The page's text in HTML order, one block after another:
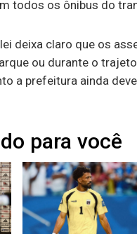
todos os ônibus do
deixa claro que os
ou durante o
a prefeitura ainda
para você